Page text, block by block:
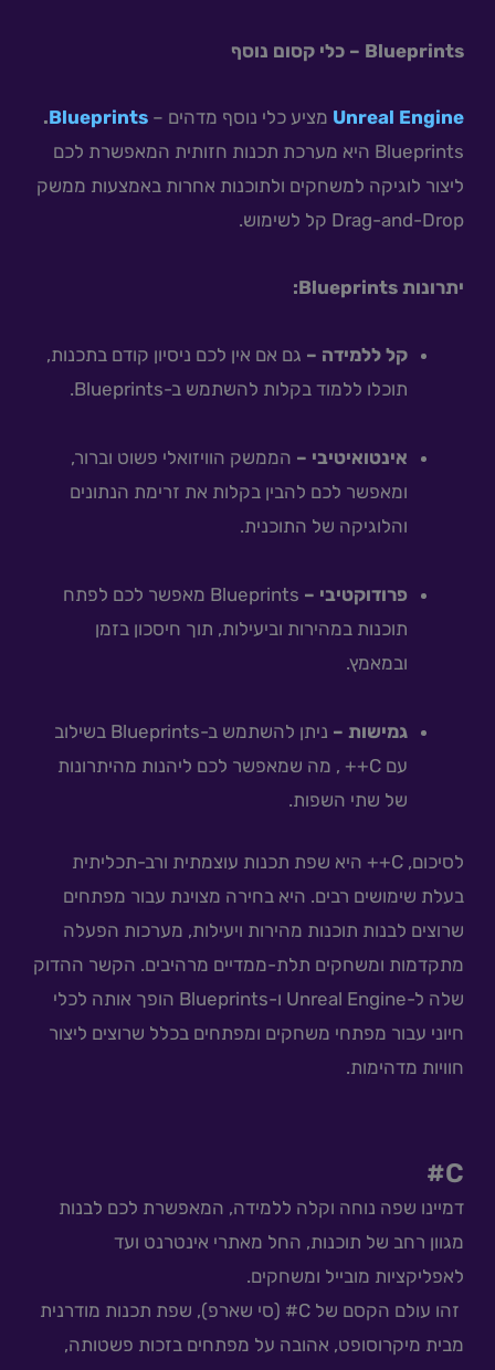
Blueprints – כלי קסום נוסף
Unreal Engine מציע כלי נוסף מדהים – Blueprints
.
Blueprints היא מערכת תכנות חזותית המאפשרת לכם
ליצור לוגיקה למשחקים ולתוכנות אחרות באמצעות ממשק
Drag-and-Drop קל לשימוש.
יתרונות Blueprints:
קל ללמידה – גם אם אין לכם ניסיון קודם בתכנות,
תוכלו ללמוד בקלות להשתמש ב-Blueprints.
אינטואיטיבי – הממשק הוויזואלי פשוט וברור,
ומאפשר לכם להבין בקלות את זרימת הנתונים
והלוגיקה של התוכנית.
פרודוקטיבי –
Blueprints מאפשר לכם לפתח
תוכנות במהירות וביעילות, תוך חיסכון בזמן
ובמאמץ.
גמישות –
ניתן להשתמש ב-Blueprints בשילוב
עם C++ , מה שמאפשר לכם ליהנות מהיתרונות
של שתי השפות.
לסיכום, C++ היא שפת תכנות עוצמתית ורב-תכליתית
בעלת שימושים רבים. היא בחירה מצוינת עבור מפתחים
שרוצים לבנות תוכנות מהירות ויעילות, מערכות הפעלה
מתקדמות ומשחקים תלת-ממדיים מרהיבים. הקשר ההדוק
שלה ל-Unreal Engine ו-Blueprints הופך אותה לכלי
חיוני עבור מפתחי משחקים ומפתחים בכלל שרוצים ליצור
חוויות מדהימות.
C#
דמיינו שפה נוחה וקלה ללמידה, המאפשרת לכם לבנות
מגוון רחב של תוכנות, החל מאתרי אינטרנט ועד
לאפליקציות מובייל ומשחקים.
זהו עולם הקסם של C# (סי שארפ), שפת תכנות מודרנית
מבית מיקרוסופט, אהובה על מפתחים בזכות פשטותה,